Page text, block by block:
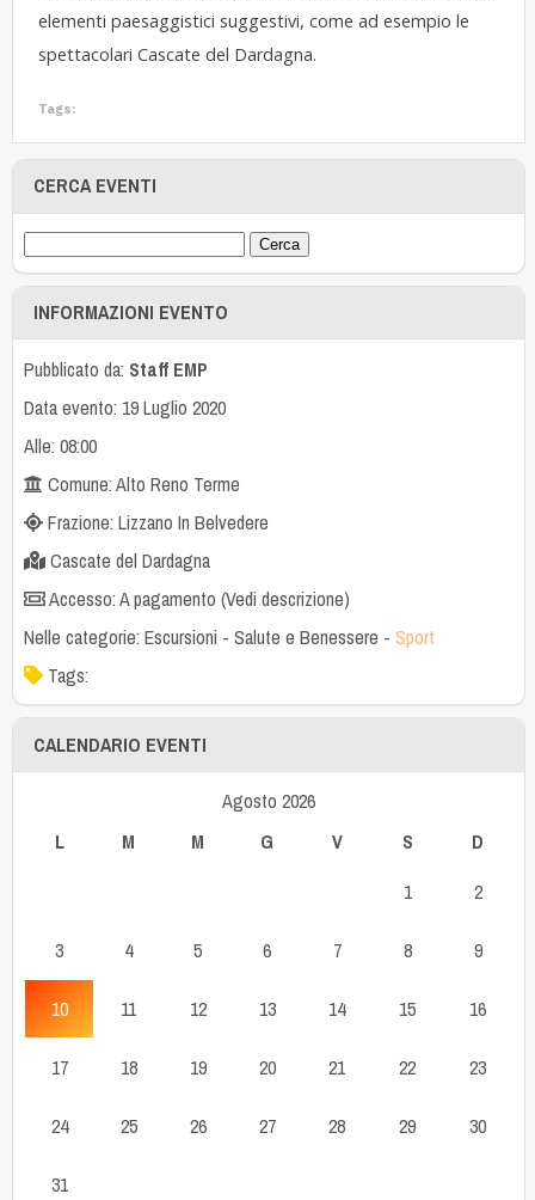
elementi paesaggistici suggestivi, come ad esempio le
spettacolari Cascate del Dardagna.
Tags:
CERCA EVENTI
INFORMAZIONI EVENTO
Pubblicato da: Staff EMP
Data evento: 19 Luglio 2020
Alle: 08:00
Comune: Alto Reno Terme
Frazione: Lizzano In Belvedere
Cascate del Dardagna
Accesso: A pagamento (Vedi descrizione)
Nelle categorie: Escursioni - Salute e Benessere - Sport
Tags:
CALENDARIO EVENTI
Agosto 2026
L
M M G V S D
1 2
3 4 5 6 7 8 9
10 11 12 13 14 15 16
17 18 19 20 21 22 23
24 25 26 27 28 29 30
31